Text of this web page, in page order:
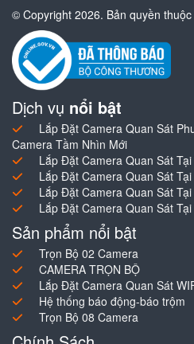
© Copyright 2026. Bản quyền
Dịch vụ nổi bật
Lắp Đặt Camera Quan Sát
Camera Tầm Nhìn Mới
Lắp Đặt Camera Quan Sát
Lắp Đặt Camera Quan Sát
Lắp Đặt Camera Quan Sát
Lắp Đặt Camera Quan Sát
Sản phẩm nổi bật
Trọn Bộ 02 Camera
CAMERA TRỌN BỘ
Lắp Đặt Camera Quan Sát
Hệ thống báo động-báo trộm
Trọn Bộ 08 Camera